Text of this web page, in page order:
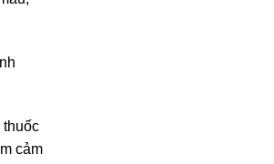
thuốc
cảm